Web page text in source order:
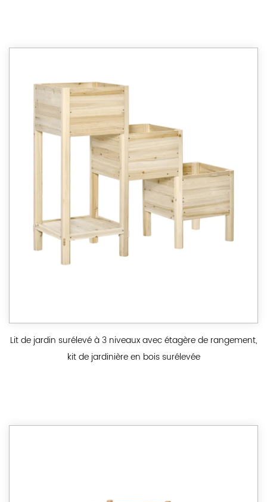
Lit de jardin surélevé à 3 niveaux avec étagère de rangement,
kit de jardinière en bois surélevée